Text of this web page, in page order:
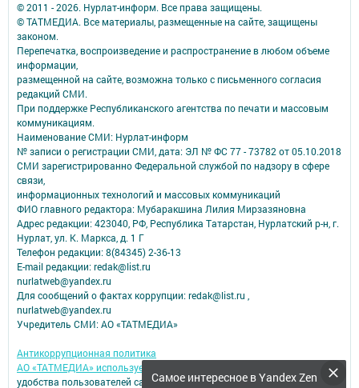
Самое интересное в Yandex Zen
© 2011 - 2026. Нурлат-⁠информ. Все права защищены.
© ТАТМЕДИА. Все материалы, размещенные на сайте, защищены
законом.
Перепечатка, воспроизведение и распространение в любом объеме
информации,
размещенной на сайте, возможна только с письменного согласия
редакций СМИ.
При поддержке Республиканского агентства по печати и массовым
коммуникациям.
Наименование СМИ: Нурлат-⁠информ
№ записи о регистрации СМИ, дата: ЭЛ № ФС 77 -⁠ 73782 от 05.10.2018
СМИ зарегистрированно Федеральной службой по надзору в сфере
связи,
информационных технологий и массовых коммуникаций
ФИО главного редактора: Мубаракшина Лилия Мирзазяновна
Адрес редакции: 423040, РФ, Республика Татарстан, Нурлатский р-н, г.
Нурлат, ул. К. Маркса, д. 1 Г
Телефон редакции: 8(84345) 2-36-13
E-mail редакции: redak@list.ru
nurlatweb@yandex.ru
Для сообщений о фактах коррупции: redak@list.ru ,
nurlatweb@yandex.ru
Учредитель СМИ: АО «ТАТМЕДИА»
Антикоррупционная политика
АО «ТАТМЕДИА» использует «cookie»
для персонализации сервисов и
удобства пользователей сайтом.